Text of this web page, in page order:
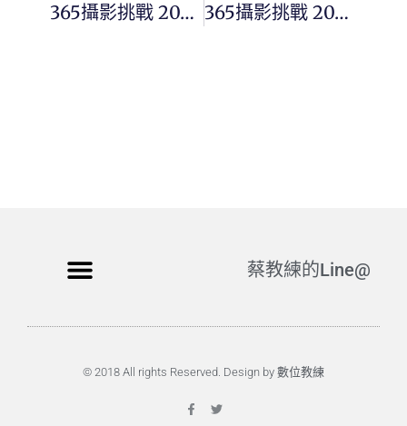
365攝影挑戰 20230525(四) 145/365 Day2682 365攝影挑戰 20230526(五) 146/365 Day2683
蔡教練的Line@
© 2018 All rights Reserved. Design by 數位教練